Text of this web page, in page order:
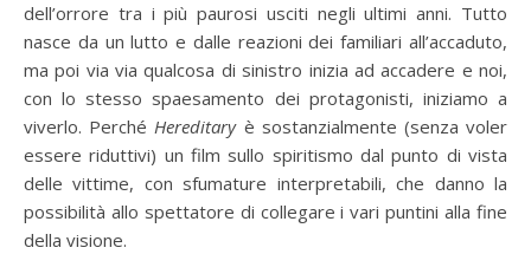
dell’orrore tra i più paurosi usciti negli ultimi anni. Tutto
nasce da un lutto e dalle reazioni dei familiari all’accaduto,
ma poi via via qualcosa di sinistro inizia ad accadere e noi,
con lo stesso spaesamento dei protagonisti, iniziamo a
viverlo. PerchéHereditaryè sostanzialmente (senza voler
essere riduttivi) un film sullo spiritismo dal punto di vista
delle vittime, con sfumature interpretabili, che danno la
possibilità allo spettatore di collegare i vari puntini alla fine
della visione.